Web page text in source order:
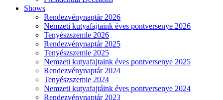
Shows
Rendezvénynaptár 2026
Nemzeti kutyafajtaink éves pontversenye 2026
Tenyészszemle 2026
Rendezvénynaptár 2025
Tenyészszemle 2025
Nemzeti kutyafajtaink éves pontversenye 2025
Rendezvénynaptár 2024
Tenyészszemle 2024
Nemzeti kutyafajtáink éves pontversenye 2024
Rendezvénynaptár 2023